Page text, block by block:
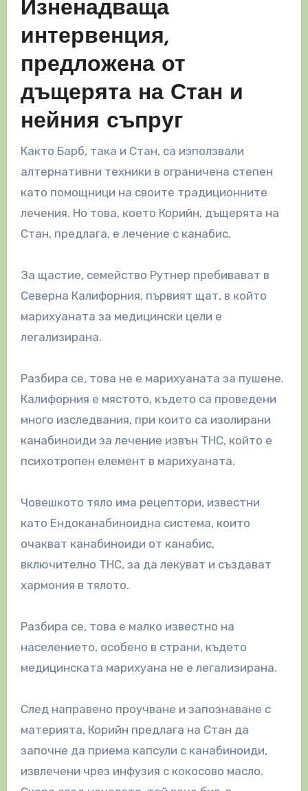
Изненадваща
интервенция,
предложена от
дъщерята на Стан и
нейния съпруг
Както Барб, така и Стан, са използвали
алтернативни техники в ограничена степен
като помощници на своите традиционните
лечения. Но това, което Корийн, дъщерята на
Стан, предлага, е лечение с канабис.
За щастие, семейство Рутнер пребивават в
Северна Калифорния, първият щат, в който
марихуаната за медицински цели е
легализирана.
Разбира се, това не е марихуаната за пушене.
Калифорния е мястото, където са проведени
много изследвания, при които са изолирани
канабиноиди за лечение извън THC, който е
психотропен елемент в марихуаната.
Човешкото тяло има рецептори, известни
като Ендоканабиноидна система, които
очакват канабиноиди от канабис,
включително THC, за да лекуват и създават
хармония в тялото.
Разбира се, това е малко известно на
населението, особено в страни, където
медицинската марихуана не е легализирана.
След направено проучване и запознаване с
материята, Корийн предлага на Стан да
започне да приема капсули с канабиноиди,
извлечени чрез инфузия с кокосово масло.